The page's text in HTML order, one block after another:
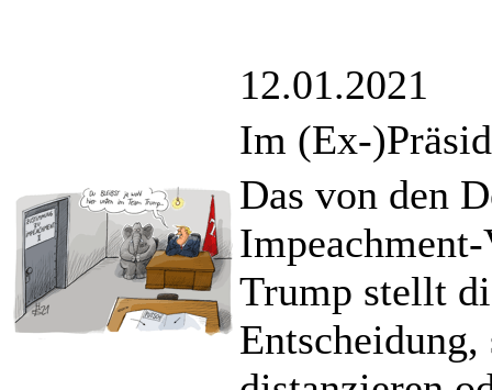
12.01.2021
Im (Ex-
Das von den
Trump stellt